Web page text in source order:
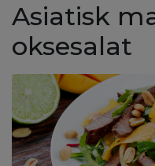
Asiatisk
oksesalat